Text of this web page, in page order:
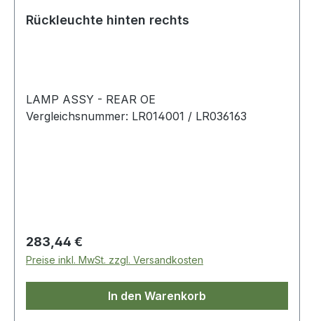
Rückleuchte hinten rechts
LAMP ASSY - REAR OE
Vergleichsnummer: LR014001 / LR036163
Regulärer Preis:
283,44 €
Preise inkl. MwSt. zzgl. Versandkosten
In den Warenkorb